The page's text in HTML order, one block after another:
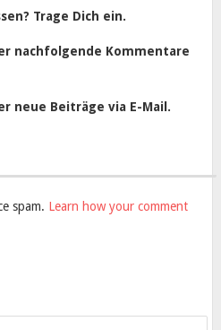
Trage Dich ein.
nachfolgende Kommentare
neue Beiträge via E-Mail.
spam. Learn how your comment